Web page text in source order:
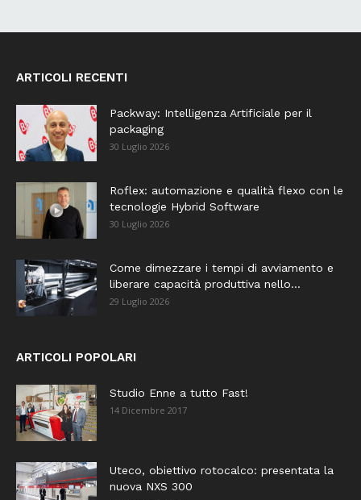
ARTICOLI RECENTI
Packway: Intelligenza Artificiale per il
packaging
30 Luglio 2026
Roflex: automazione e qualità flexo con le
tecnologie Hybrid Software
30 Luglio 2026
Come dimezzare i tempi di avviamento e
liberare capacità produttiva nello...
29 Luglio 2026
ARTICOLI POPOLARI
Studio Enne a tutto Fast!
14 Dicembre 2017
Uteco, obiettivo rotocalco: presentata la
nuova NXS 300